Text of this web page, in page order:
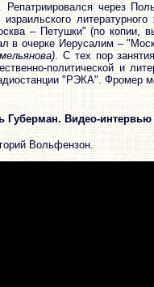
через
– Петушки" (по копии,
в очерке Иерусалим –
. С тех пор
политической и
"РЭКА". Фромер
Губерман. Видео-интервью
Вольфензон.